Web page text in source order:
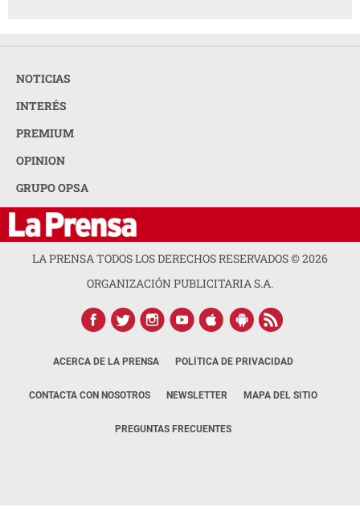
NOTICIAS
INTERÉS
PREMIUM
OPINION
GRUPO OPSA
LA PRENSA TODOS LOS DERECHOS RESERVADOS ©2026
ORGANIZACIÓN PUBLICITARIA S.A.
ACERCA DE LA PRENSA POLÍTICA DE PRIVACIDAD
CONTACTA CON NOSOTROS NEWSLETTER MAPA DEL SITIO
PREGUNTAS FRECUENTES